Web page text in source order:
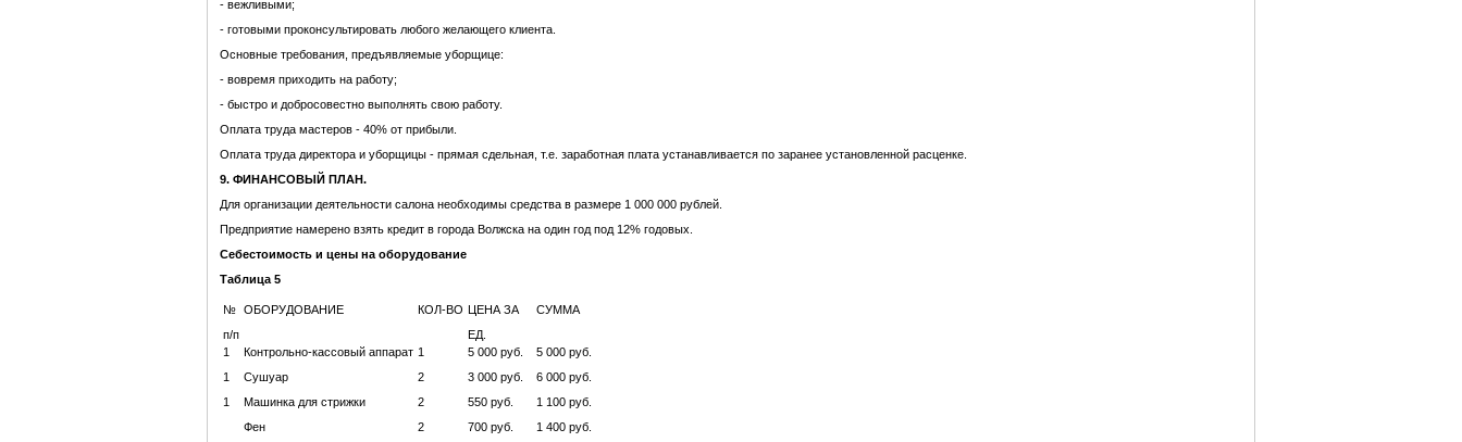
- вежливыми;
- готовыми проконсультировать любого желающего клиента.
Основные требования, предъявляемые уборщице:
- вовремя приходить на работу;
- быстро и добросовестно выполнять свою работу.
Оплата труда мастеров - 40% от прибыли.
Оплата труда директора и уборщицы - прямая сдельная, т.е. заработная плата устанавливается по заранее установленной расценке.
9. ФИНАНСОВЫЙ ПЛАН.
Для организации деятельности салона необходимы средства в размере 1 000 000 рублей.
Предприятие намерено взять кредит в города Волжска на один год под 12% годовых.
Себестоимость и цены на оборудование
Таблица 5
№
п/п
ОБОРУДОВАНИЕ КОЛ-ВО ЦЕНА ЗА
ЕД.
СУММА
1
1
1
Контрольно-кассовый аппарат
Сушуар
Машинка для стрижки
Фен
1
2
2
2
5 000 руб.
3 000 руб.
550 руб.
700 руб.
5 000 руб.
6 000 руб.
1 100 руб.
1 400 руб.